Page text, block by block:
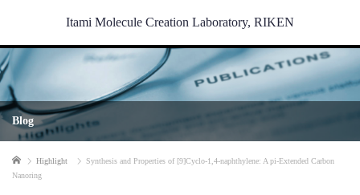
Itami Molecule Creation Laboratory, RIKEN
Blog
Home Highlight
Synthesis and Properties of [9]Cyclo-1,4-naphthylene: A pi-Extended Carbon
Nanoring